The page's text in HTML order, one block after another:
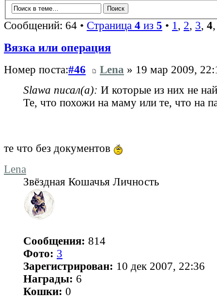
Сообщений: 64 • Страница 4 из 5 • 1 , 2, 3, 4
Вязка или операция
Номер поста:#46 Lena » 19 мар 2009,
Slawa писал(а): И которые из них не
Те, что похожи на маму или те, что на
те что без документов
Lena
Звёздная Кошачья Личность
Сообщения: 814
Фото: 3
Зарегистрирован: 10 дек 2007, 22:36
Награды: 6
Кошки: 0